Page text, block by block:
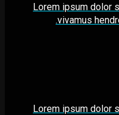
Lorem
Lorem